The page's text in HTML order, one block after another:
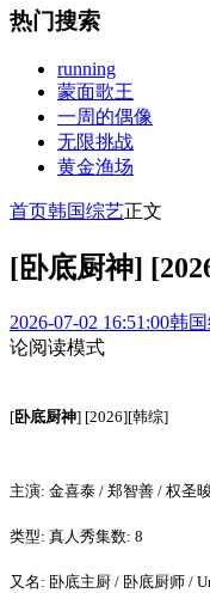
热门搜索
running
蒙面歌王
一周的偶像
无限挑战
黄金渔场
首页韩国综艺正文
[卧底厨神]
2026-07-02 16:51:00韩
论阅读模式
[卧底厨神] [2026][韩综]
主演: 金喜泰 / 郑智善 / 权圣
类型: 真人秀集数: 8
又名: 卧底主厨 / 卧底厨师 /